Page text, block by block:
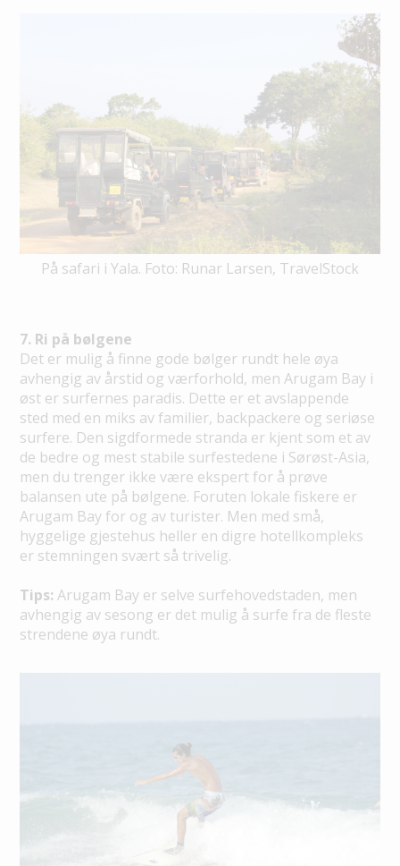
På safari i Yala. Foto: Runar Larsen, TravelStock
7. Ri på bølgene
Det er mulig å finne gode bølger rundt hele øya
avhengig av årstid og værforhold, men Arugam Bay i
øst er surfernes paradis. Dette er et avslappende
sted med en miks av familier, backpackere og seriøse
surfere. Den sigdformede stranda er kjent som et av
de bedre og mest stabile surfestedene i Sørøst-Asia,
men du trenger ikke være ekspert for å prøve
balansen ute på bølgene. Foruten lokale fiskere er
Arugam Bay for og av turister. Men med små,
hyggelige gjestehus heller en digre hotellkompleks
er stemningen svært så trivelig.
Tips:Arugam Bay er selve surfehovedstaden, men
avhengig av sesong er det mulig å surfe fra de fleste
strendene øya rundt.